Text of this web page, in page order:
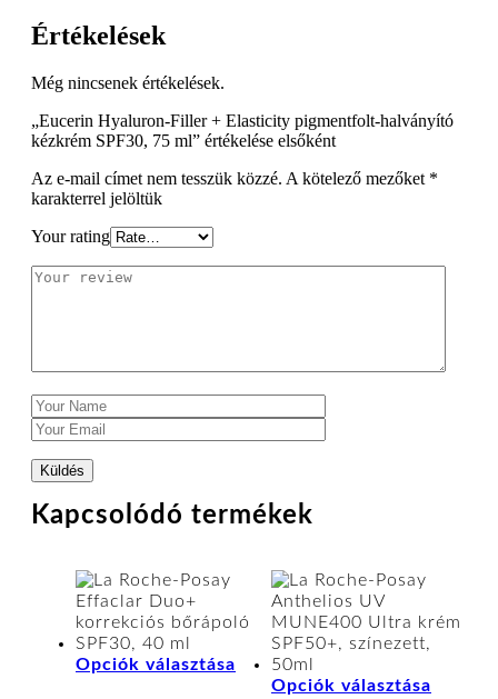
Értékelések
Még nincsenek értékelések.
„Eucerin Hyaluron-Filler + Elasticity pigmentfolt-halványító
kézkrém SPF30, 75 ml” értékelése elsőként
Az e-mail címet nem tesszük közzé. A kötelező mezőket *
karakterrel jelöltük
Your rating
Kapcsolódó termékek
Opciók választása Ennek
Opciók választása